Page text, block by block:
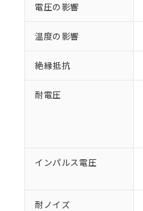
電圧の影響
温度の影響
絶縁抵抗
耐電圧
インパルス電圧
耐ノイズ